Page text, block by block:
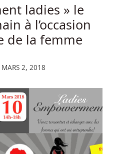
ladies » le
à l’occasion
de la femme
MARS 2, 2018